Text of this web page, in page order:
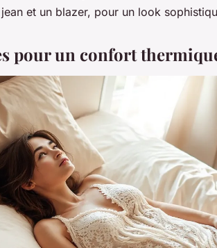
et un blazer, pour un look
pour un confort